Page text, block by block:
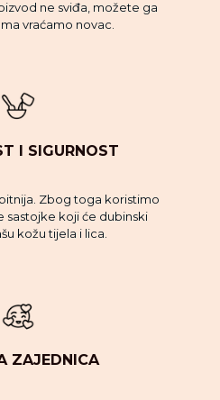
ne sviđa, možete ga
vraćamo novac.
I SIGURNOST
Zbog toga koristimo
sastojke koji će dubinski
kožu tijela i lica.
ZAJEDNICA